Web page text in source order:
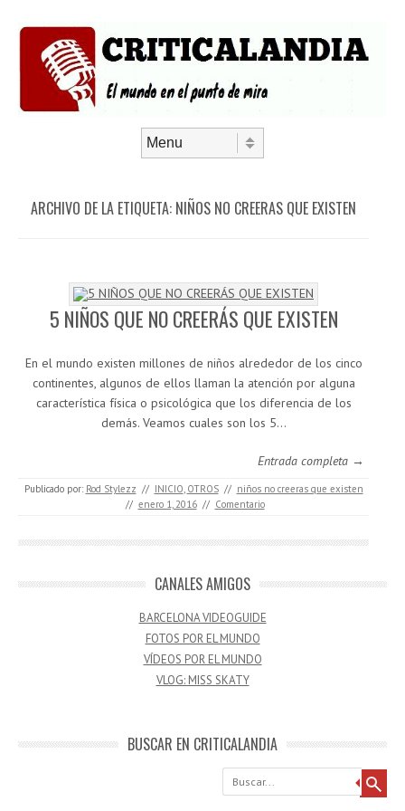
ARCHIVO DE LA ETIQUETA: NIÑOS NO CREERAS QUE EXISTEN
5 NIÑOS QUE NO CREERÁS QUE EXISTEN
En el mundo existen millones de niños alrededor de los cinco
continentes, algunos de ellos llaman la atención por alguna
característica física o psicológica que los diferencia de los
demás. Veamos cuales son los 5…
Entrada completa →
Publicado por: Rod Stylezz // INICIO, OTROS // niños no creeras que existen
// enero 1, 2016 // Comentario
CANALES AMIGOS
BARCELONA VIDEOGUIDE
FOTOS POR EL MUNDO
VÍDEOS POR EL MUNDO
VLOG: MISS SKATY
BUSCAR EN CRITICALANDIA
Buscar